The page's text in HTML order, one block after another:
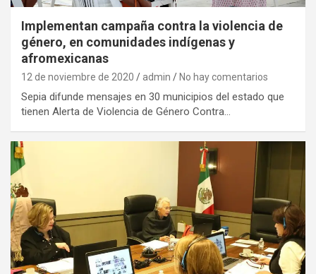
Implementan campaña contra la violencia de
género, en comunidades indígenas y
afromexicanas
12 de noviembre de 2020 admin No hay comentarios
Sepia difunde mensajes en 30 municipios del estado que
tienen Alerta de Violencia de Género Contra…